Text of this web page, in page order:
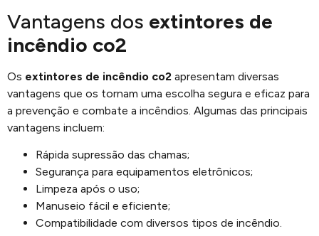
Vantagens dos extintores de
incêndio co2
Os extintores de incêndio co2 apresentam diversas
vantagens que os tornam uma escolha segura e eficaz para
a prevenção e combate a incêndios. Algumas das principais
vantagens incluem:
Rápida supressão das chamas;
Segurança para equipamentos eletrônicos;
Limpeza após o uso;
Manuseio fácil e eficiente;
Compatibilidade com diversos tipos de incêndio.